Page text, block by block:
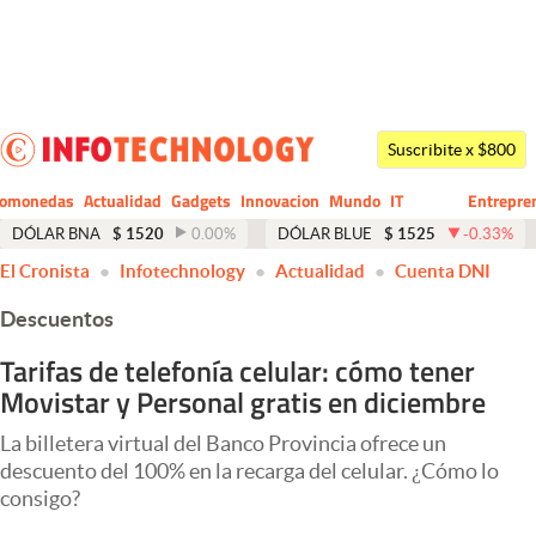
Dólar
Economía y Política
Finanzas y Mercados
Mercados Online
Negocios
Columnistas
Apertura
Suscribite x $800
Actualidad Gadgets Innovacion Mundo
CIO
IT
Business
DÓLAR BNA $ 1520 0.00% DÓLAR BLUE $ 1525 -0.33%
El Cronista Infotechnology Actualidad Cuenta DNI
Descuentos
Tarifas de telefonía celular: cómo tener
Movistar y Personal gratis en diciembre
La billetera virtual del Banco Provincia ofrece un
descuento del 100% en la recarga del celular. ¿Cómo lo
consigo?